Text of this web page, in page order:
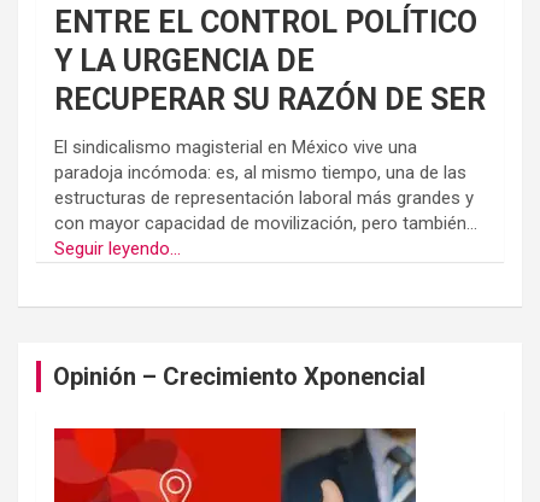
ENTRE EL CONTROL POLÍTICO
Y LA URGENCIA DE
RECUPERAR SU RAZÓN DE SER
El sindicalismo magisterial en México vive una
paradoja incómoda: es, al mismo tiempo, una de las
estructuras de representación laboral más grandes y
con mayor capacidad de movilización, pero también...
Seguir leyendo...
Opinión – Crecimiento Xponencial